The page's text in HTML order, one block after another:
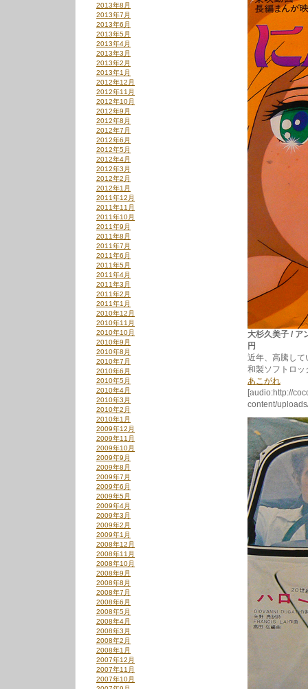
大杉久美子 / ア
円
近年、高騰して
和製ソフトロッ
あこがれ
[audio:http://
content/
2013年8月
2013年7月
2013年6月
2013年5月
2013年4月
2013年3月
2013年2月
2013年1月
2012年12月
2012年11月
2012年10月
2012年9月
2012年8月
2012年7月
2012年6月
2012年5月
2012年4月
2012年3月
2012年2月
2012年1月
2011年12月
2011年11月
2011年10月
2011年9月
2011年8月
2011年7月
2011年6月
2011年5月
2011年4月
2011年3月
2011年2月
2011年1月
2010年12月
2010年11月
2010年10月
2010年9月
2010年8月
2010年7月
2010年6月
2010年5月
2010年4月
2010年3月
2010年2月
2010年1月
2009年12月
2009年11月
2009年10月
2009年9月
2009年8月
2009年7月
2009年6月
2009年5月
2009年4月
2009年3月
2009年2月
2009年1月
2008年12月
2008年11月
2008年10月
2008年9月
2008年8月
2008年7月
2008年6月
2008年5月
2008年4月
2008年3月
2008年2月
2008年1月
2007年12月
2007年11月
2007年10月